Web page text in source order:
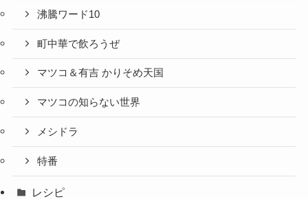
沸騰ワード10
町中華で飲ろうぜ
マツコ＆有吉 かりそめ天国
マツコの知らない世界
メシドラ
特番
レシピ